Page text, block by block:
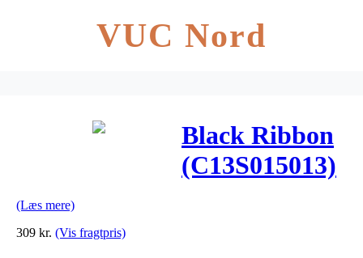
VUC Nord
Black Ribbon
(C13S015013)
(Læs mere)
309 kr. (Vis fragtpris)